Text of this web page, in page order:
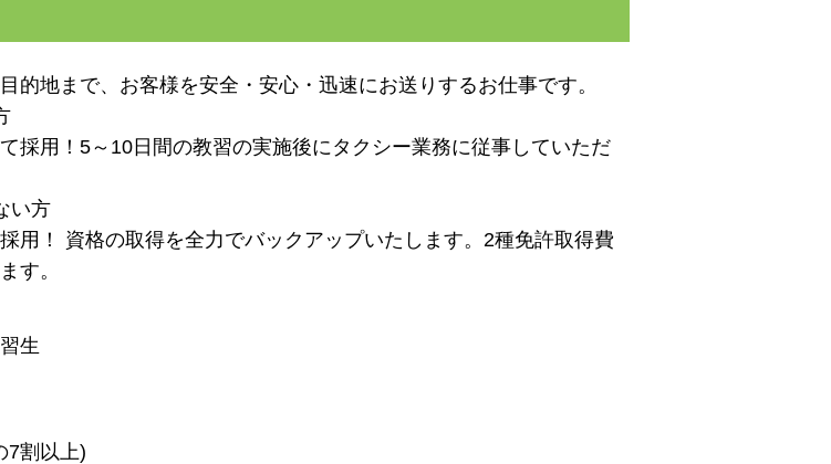
的地まで、お客様を安全・安心・迅速にお送りするお仕事です。
採用！5～10日間の教習の実施後にタクシー業務に従事していただ
い方
用！ 資格の取得を全力でバックアップいたします。2種免許取得費
す。
生
7割以上)